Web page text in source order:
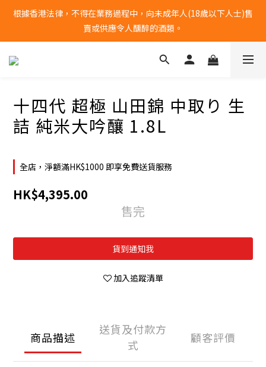
全單購物滿港幣$1000 | 免運費
根據香港法律，不得在業務過程中，向未成年人(18歲以下人士)售
賣或供應令人醺醉的酒類。
全單購物滿港幣$1000 | 免運費
十四代 超極 山田錦 中取り 生
詰 純米大吟釀 1.8L
全店，淨額滿HK$1000 即享免費送貨服務
HK$4,395.00
售完
貨到通知我
加入追蹤清單
商品描述
送貨及付款方
式
顧客評價